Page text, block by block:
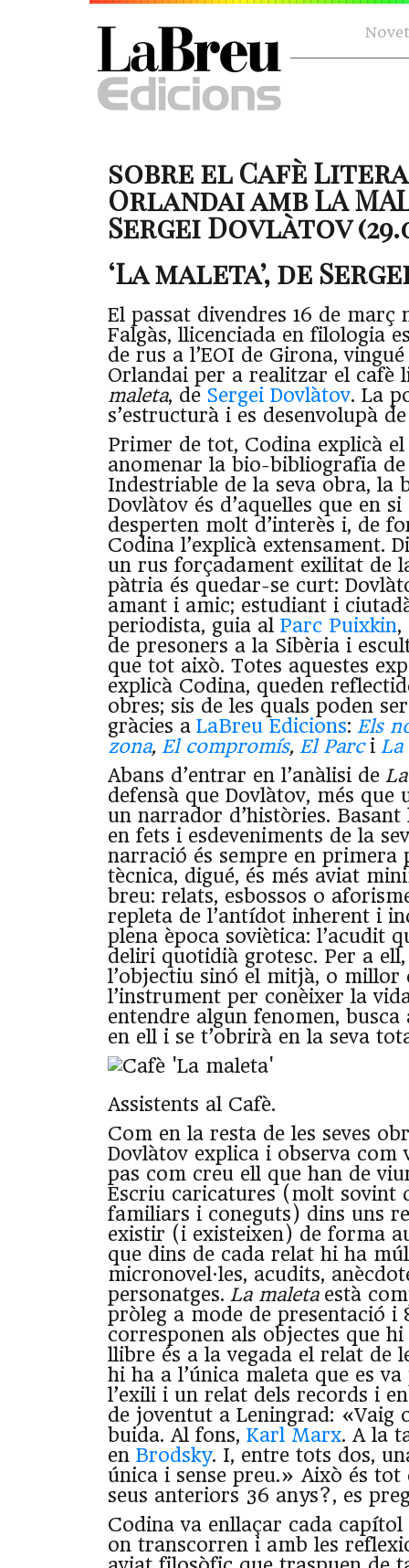
sobre el Cafè
Orlandai amb LA
Sergei Dovlàtov
‘La maleta’, de
El passat divendres 16 de març
Falgàs, llicenciada en filologia
de rus a l’EOI de Girona,
Orlandai per a realitzar el cafè
maleta, de Sergei Dovlàtov. La
s’estructurà i es desenvolupà
Primer de tot, Codina explicà
anomenar la bio-bibliografia de
Indestriable de la seva obra, la
Dovlàtov és d’aquelles que en
desperten molt d’interès i, de
Codina l’explicà extensament.
un rus forçadament exilitat de
pàtria és quedar-se curt:
amant i amic; estudiant i
periodista, guia al Parc Puixkin,
de presoners a la Sibèria i
que tot això. Totes aquestes
explicà Codina, queden
obres; sis de les quals poden
gràcies a LaBreu Edicions: Els
zona, El compromís, El Parc i La
Abans d’entrar en l’anàlisi de
defensà que Dovlàtov, més que
un narrador d’històries. Basant
en fets i esdeveniments de la
narració és sempre en primera
tècnica, digué, és més aviat
breu: relats, esbossos o
repleta de l’antídot inherent i
plena època soviètica: l’acudit
deliri quotidià grotesc. Per a
l’objectiu sinó el mitjà, o millor
l’instrument per conèixer la
entendre algun fenomen,
en ell i se t’obrirà en la seva
Assistents al Cafè.
Com en la resta de les seves
Dovlàtov explica i observa com
pas com creu ell que han de
Escriu caricatures (molt sovint
familiars i coneguts) dins uns
existir (i existeixen) de forma
que dins de cada relat hi ha
micronovel·les, acudits,
personatges. La maletaestà
pròleg a mode de presentació i
corresponen als objectes que
llibre és a la vegada el relat de
hi ha a l’única maleta que es
l’exili i un relat dels records i
de joventut a Leningrad: «Vaig
buida. Al fons, Karl Marx. A la
en Brodsky. I, entre tots dos,
única i sense preu.» Això és tot
seus anteriors 36 anys?, es
Codina va enllaçar cada capítol
on transcorren i amb les